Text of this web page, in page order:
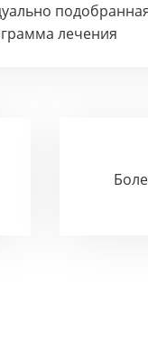
лечения